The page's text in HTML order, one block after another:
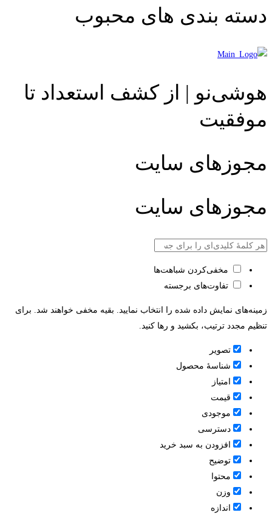
دسته بندی های محبوب
هوشی‌نو | از کشف استعداد تا
موفقیت
مجوزهای سایت
مجوزهای سایت
مخفی‌کردن شباهت‌ها
تفاوت‌های برجسته
زمینه‌های نمایش داده شده را انتخاب نمایید. بقیه مخفی خواهند شد. برای
تنظیم مجدد ترتیب، بکشید و رها کنید.
تصویر
شناسۀ محصول
امتیاز
قيمت
موجودی
دسترسی
افزودن به سبد خرید
توضیح
محتوا
وزن
اندازه